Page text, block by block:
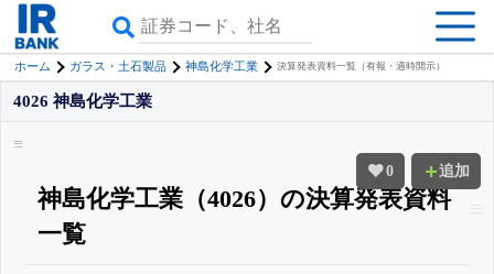
ホーム ガラス・土石製品 神島化学工業 決算発表資料一覧（有報・適時開示）
0 追加
4026 神島化学工業
神島化学工業（4026）の決算発表資料
一覧